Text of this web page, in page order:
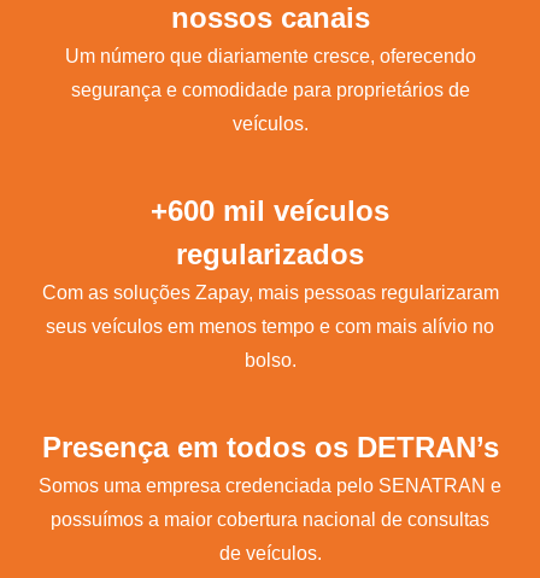
nossos canais
Um número que diariamente cresce, oferecendo
segurança e comodidade para proprietários de
veículos.
+600 mil veículos
regularizados
Com as soluções Zapay, mais pessoas regularizaram
seus veículos em menos tempo e com mais alívio no
bolso.
Presença em todos os DETRAN’s
Somos uma empresa credenciada pelo SENATRAN e
possuímos a maior cobertura nacional de consultas
de veículos.